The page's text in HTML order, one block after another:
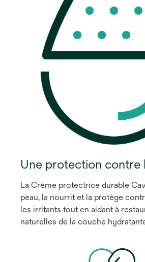
Une protection contre
La Crème protectrice durable
peau, la nourrit et la protège
les irritants tout en aidant à
naturelles de la couche